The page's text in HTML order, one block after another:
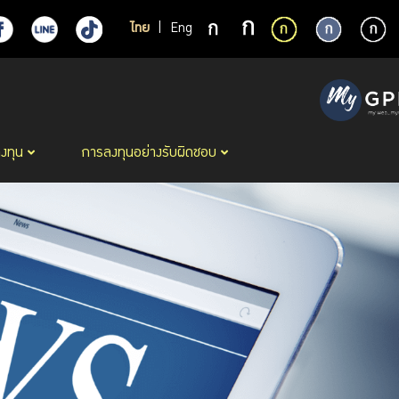
ไทย Eng
งทุน การลงทุนอย่างรับผิดชอบ